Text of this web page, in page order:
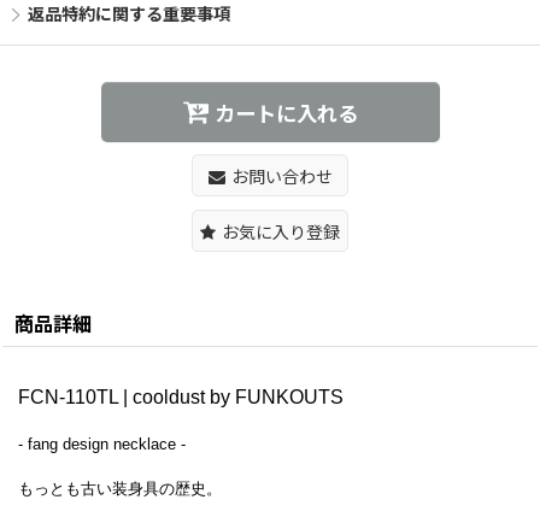
返品特約に関する重要事項
カートに入れる
お問い合わせ
お気に入り登録
商品詳細
FCN-110TL | cooldust by FUNKOUTS
- fang design necklace -
もっとも古い装身具の歴史。